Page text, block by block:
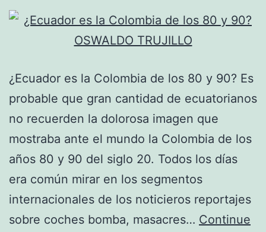
¿Ecuador es la Colombia de los 80 y 90? Es
probable que gran cantidad de ecuatorianos
no recuerden la dolorosa imagen que
mostraba ante el mundo la Colombia de los
años 80 y 90 del siglo 20. Todos los días
era común mirar en los segmentos
internacionales de los noticieros reportajes
sobre coches bomba, masacres… Continue